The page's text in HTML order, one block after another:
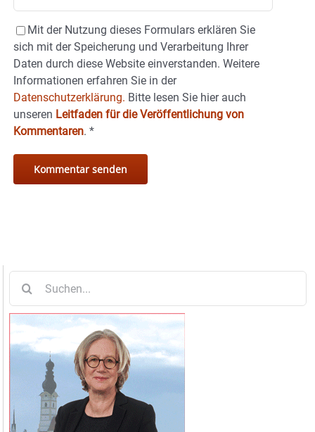
Mit der Nutzung dieses Formulars erklären Sie
sich mit der Speicherung und Verarbeitung Ihrer
Daten durch diese Website einverstanden. Weitere
Informationen erfahren Sie in der
Datenschutzerklärung. Bitte lesen Sie hier auch
unseren Leitfaden für die Veröffentlichung von
Kommentaren. *
nach: